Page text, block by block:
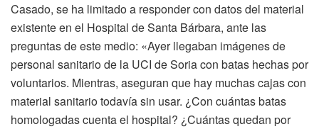
Casado, se ha limitado a responder con datos del material
existente en el Hospital de Santa Bárbara, ante las
preguntas de este medio: «Ayer llegaban imágenes de
personal sanitario de la UCI de Soria con batas hechas por
voluntarios. Mientras, aseguran que hay muchas cajas con
material sanitario todavía sin usar. ¿Con cuántas batas
homologadas cuenta el hospital? ¿Cuántas quedan por